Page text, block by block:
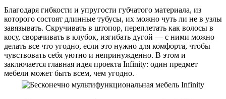
Благодаря гибкости и упругости губчатого материала, из
которого состоят длинные тубусы, их можно чуть ли не в узлы
завязывать. Скручивать в штопор, переплетать как волосы в
косу, сворачивать в клубок, изгибать дугой — с ними можно
делать все что угодно, если это нужно для комфорта, чтобы
чувствовать себя уютно и непринужденно. В этом и
заключается главная идея проекта Infinity: один предмет
мебели может быть всем, чем угодно.